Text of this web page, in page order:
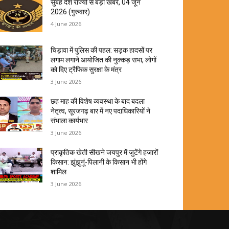
सुबह देश राज्यों से बड़ी खबरें, 04 जून
2026 (गुरुवार)
4 June 2026
चिड़ावा में पुलिस की पहल: सड़क हादसों पर
लगाम लगाने आयोजित की नुक्कड़ सभा, लोगों
को दिए ट्रैफिक सुरक्षा के मंत्र
3 June 2026
छह माह की विशेष व्यवस्था के बाद बदला
नेतृत्व, सूरजगढ़ बार में नए पदाधिकारियों ने
संभाला कार्यभार
3 June 2026
प्राकृतिक खेती सीखने जयपुर में जुटेंगे हजारों
किसान: झुंझुनूं-पिलानी के किसान भी होंगे
शामिल
3 June 2026